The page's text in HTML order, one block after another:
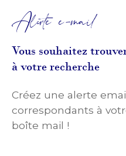
Alerte e-mail
Vous souhaitez
à votre recherche
Créez une alerte
correspondants à
boîte mail !